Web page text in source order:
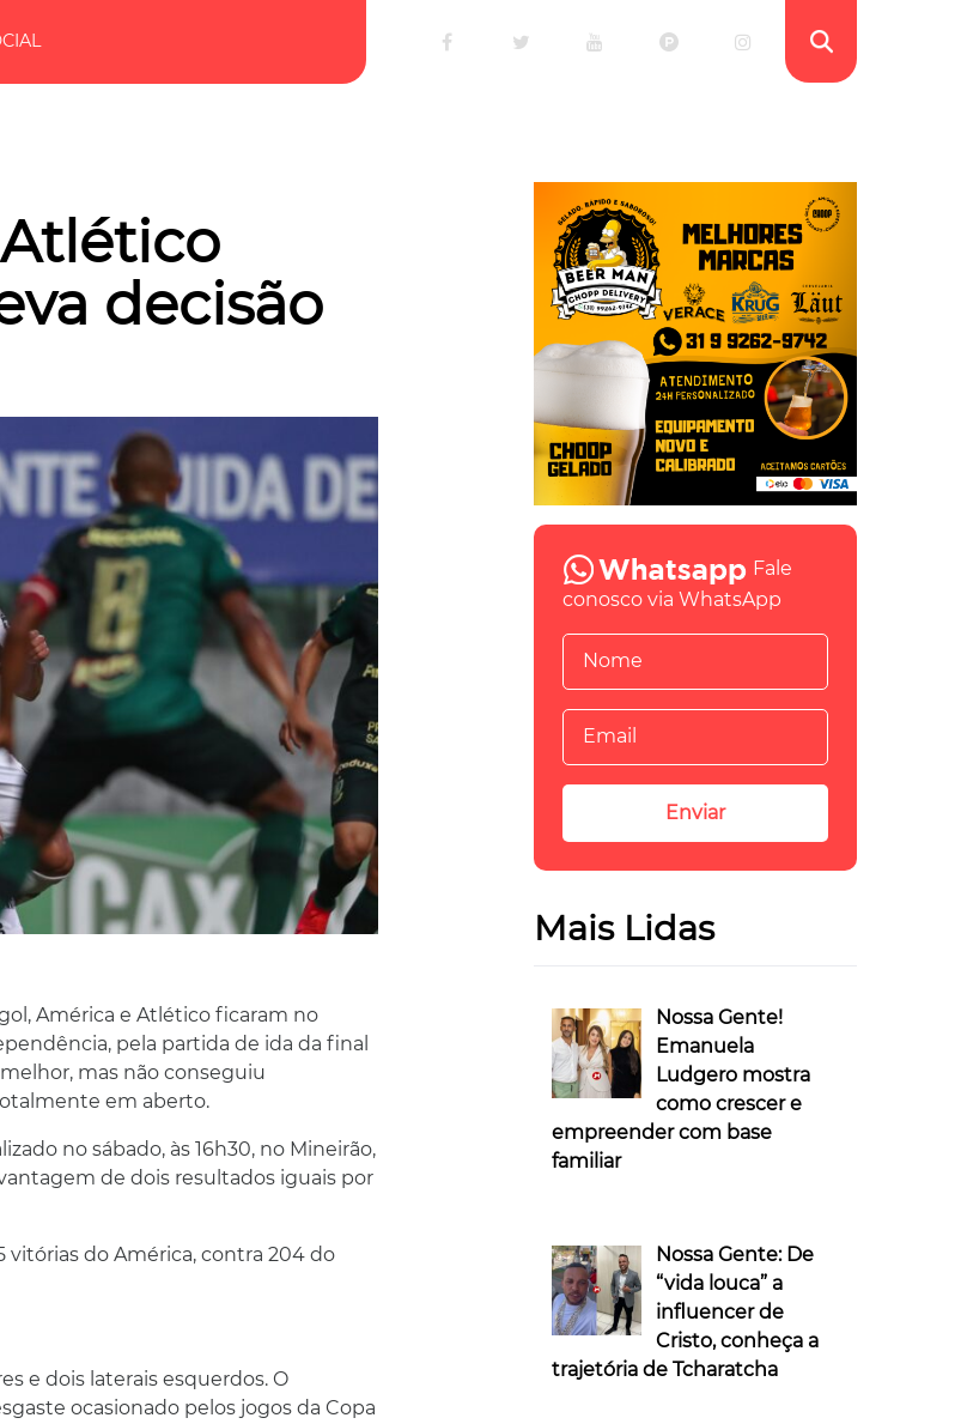
decisão
América e Atlético ficaram no
pela partida de ida da final
mas não conseguiu
em aberto.
no sábado, às 16h30, no Mineirão,
de dois resultados iguais por
vitórias do América, contra 204 do
e dois laterais esquerdos. O
ocasionado pelos jogos da Copa
Fale
conosco via WhatsApp
Mais Lidas
Nossa Gente!
Emanuela
Ludgero mostra
como crescer e
empreender com base
familiar
Nossa Gente: De
“vida louca” a
influencer de
Cristo, conheça a
trajetória de Tcharatcha